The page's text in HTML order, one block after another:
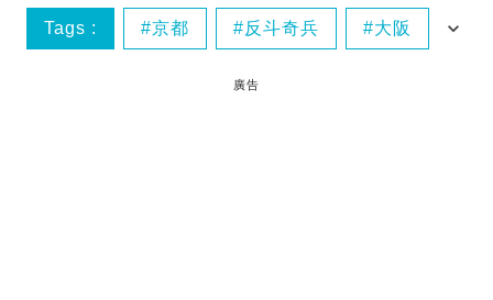
Tags : 京都 反斗奇兵 大阪
廣告